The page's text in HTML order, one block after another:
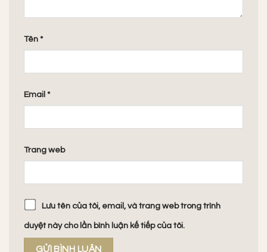
Tên *
Email *
Trang web
Lưu tên của tôi, email, và trang web trong trình
duyệt này cho lần bình luận kế tiếp của tôi.